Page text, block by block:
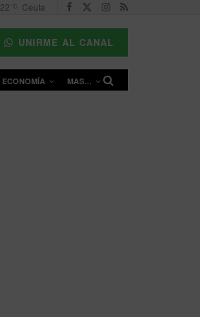
22 °C Ceuta
UNIRME AL CANAL
ECONOMÍA MAS…